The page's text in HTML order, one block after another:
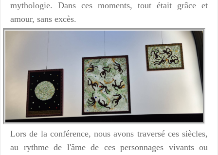
mythologie. Dans ces moments, tout était grâce et
amour, sans excès.
Lors de la conférence, nous avons traversé ces siècles,
au rythme de l'âme de ces personnages vivants ou